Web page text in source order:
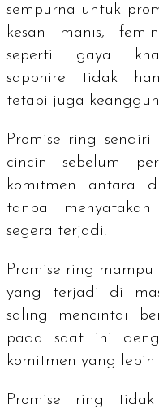
sempurna untuk
kesan manis,
seperti gaya
sapphire tidak
tetapi juga
Promise ring
sendiri
cincin sebelum
komitmen antara
tanpa
segera terjadi.
Promise ring mampu
yang terjadi di
saling mencintai
pada saat ini
komitmen yang
Promise ring
tidak